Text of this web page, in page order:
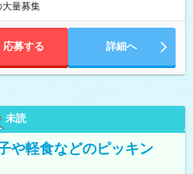
大量募集
応募する 詳細へ
未読
や軽食などのピッキン